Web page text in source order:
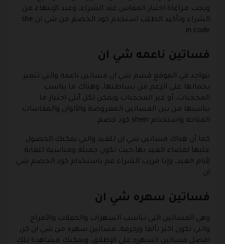
ويجب مراعاة اختيار المقاس عند الشراء، وعند الإنتهاء من
الشراء وتأكيد الطلب استخدم كود الخصم من شي ان she
in code.
فساتين ناعمه شي ان
يتواجد في الموقع قسم شي ان فساتين ناعمه والتي تتميز
بجمالها على الرغم من بساطتها، وهناك ما يناسب
المحجبات، أو غير المحجبات ويمكن لكل أنثى اختيار ما
يناسبها من بين الفساتين المعروضة والألوان والمقاسات
المتاحة واستخدام shein كود خصم.
كما أن هناك فساتين شي ان للعيد والتي يمكنك الحصول
عليها لقضاء العيد بها،حيث تكون جميلة ومناسبة للغاية
لأيام العيد، وإذا قررت الشراء قم باستخدام كود الخصم شي
ان .
فساتين سهره شي ان
وهي الفساتين التي تناسب السهرات والحفلات والأفراح
والتي تكون اكثر تألقا وزخرفة، فساتين سهره من شي ان كن
اقضل فساتين السهره على الإطلاق، ويمكنك مشاهدة تلك